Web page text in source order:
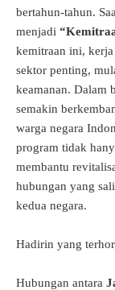
bertahun-tahun.
menjadi
kemitraan ini, kerja
sektor penting,
keamanan. Dalam
semakin
warga negara
program tidak
membantu
hubungan yang
kedua negara.
Hadirin yang
Hubungan antara